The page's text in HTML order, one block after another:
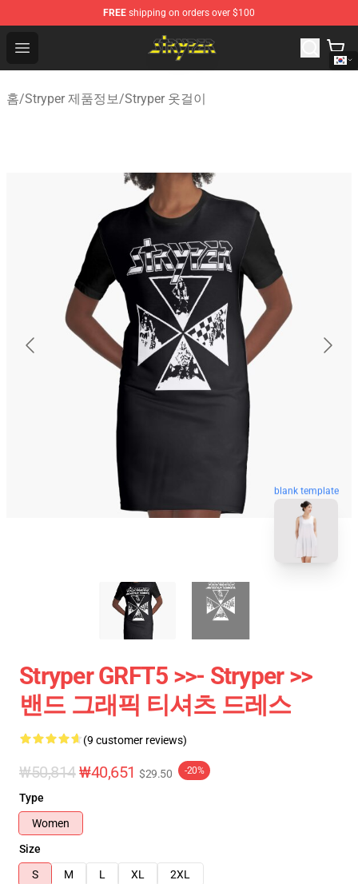
FREE shipping on orders over $100
Open menu
Stryper Store - Official Stryper Merchandise Shop
홈/Stryper 제품정보/Stryper 옷걸이
blank template
Stryper GRFT5 >>- Stryper >>
밴드 그래픽 티셔츠 드레스
(9 customer reviews)
₩50,814₩40,651 $29.50 -20%
Type
Women
Size
S
M L XL 2XL